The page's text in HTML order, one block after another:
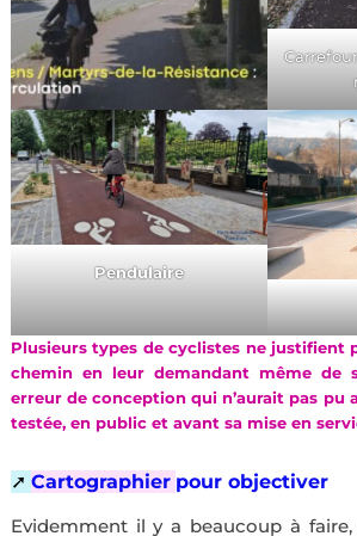
Pendulaire
Plusieurs types de cyclistes ne justifient
chemin en leur demandant même de
erreur de conception qui n’aurait pas pu
testée, en public et avant sa mise en
➚ Cartographier pour objectiver
Evidemment il y a beaucoup à faire,